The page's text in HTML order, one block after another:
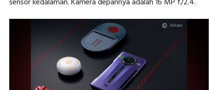
sensor kedalaman. Kamera depannya adalah 16 MP f/2.4.